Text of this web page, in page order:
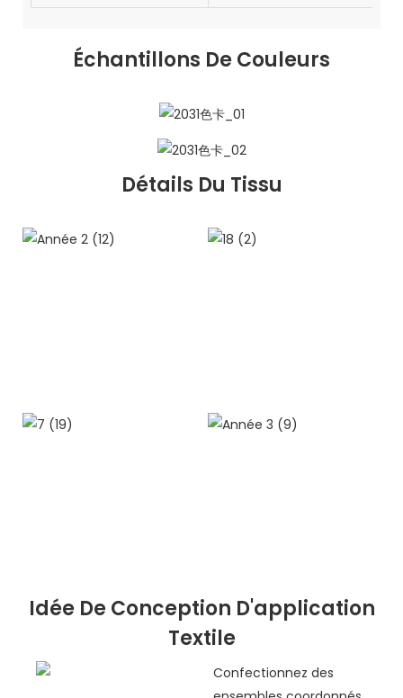
Échantillons De Couleurs
Détails Du Tissu
Idée De Conception D'application
Textile
Confectionnez des